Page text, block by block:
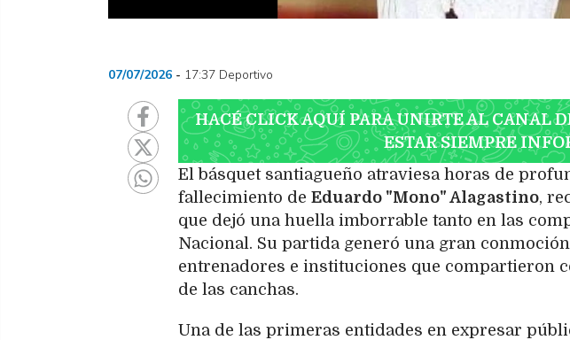
07/07/2026 17:37 Deportivo
HACÉ CLICK AQUÍ PARA UNIRTE AL CANAL
ESTAR SIEMPRE
El básquet santiagueño atraviesa horas de
fallecimiento de Eduardo "Mono" Alagastino,
que dejó una huella imborrable tanto en las
Nacional. Su partida generó una gran
entrenadores e instituciones que compartieron
de las canchas.
Una de las primeras entidades en expresar